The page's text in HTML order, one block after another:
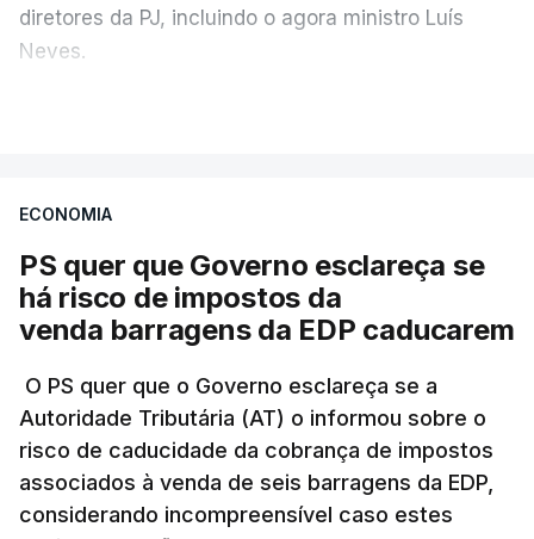
diretores da PJ, incluindo o agora ministro Luís
Neves.
Não há prazos fixados para a conclusão desta
avaliação à Polícia Judiciária.
Do início da polémica com a revelação de obras a
título pessoal, numa propriedade no Alentejo, feitas
pelo mesmo empreiteiro contratado 17 vezes para
obras na Polícia Judiciária (PJ) até aos últimos dias,
em que até do Governo surgiram ordens para mais
inquéritos e averiguações aos seus mandatos à
frente da polícia criminal, Luís Neves está há
ECONOMIA
PS quer que Governo esclareça se
há risco de impostos da
venda barragens da EDP caducarem
O PS quer que o Governo esclareça se a
Autoridade Tributária (AT) o informou sobre o
risco de caducidade da cobrança de impostos
associados à venda de seis barragens da EDP,
considerando incompreensível caso estes